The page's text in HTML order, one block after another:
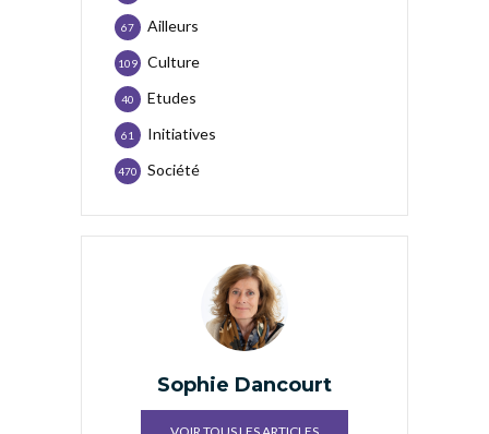
Ailleurs
67
Culture
109
Etudes
40
Initiatives
61
Société
470
Sophie Dancourt